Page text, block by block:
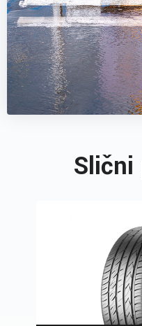
Slični